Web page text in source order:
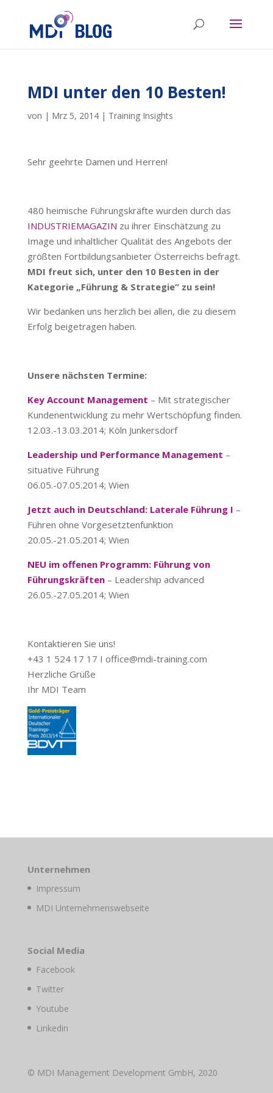
MDI unter den 10 Besten!
von | Mrz 5, 2014| Training Insights
Sehr geehrte Damen und Herren!
480 heimische Führungskräfte wurden durch das
INDUSTRIEMAGAZIN zu ihrer Einschätzung zu
Image und inhaltlicher Qualität des Angebots der
größten Fortbildungsanbieter Österreichs befragt.
MDI freut sich, unter den 10 Besten in der
Kategorie „Führung & Strategie“ zu sein!
Wir bedanken uns herzlich bei allen, die zu diesem
Erfolg beigetragen haben.
Unsere nächsten Termine:
Key Account Management – Mit strategischer
Kundenentwicklung zu mehr Wertschöpfung finden.
12.03.-13.03.2014; Köln Junkersdorf
Leadership und Performance Management –
situative Führung
06.05.-07.05.2014; Wien
Jetzt auch in Deutschland: Laterale Führung I –
Führen ohne Vorgesetztenfunktion
20.05.-21.05.2014; Wien
NEU im offenen Programm: Führung von
Führungskräften – Leadership advanced
26.05.-27.05.2014; Wien
Kontaktieren Sie uns!
+43 1 524 17 17 I office@mdi-training.com
Herzliche Grüße
Ihr MDI Team
Unternehmen
Impressum
MDI Unternehmenswebseite
Social Media
Facebook
Twitter
Youtube
Linkedin
© MDI Management Development GmbH, 2020